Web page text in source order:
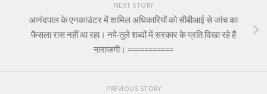
NEXT STORY
आनंदपाल के एनकाउंटर में शामिल अधिकारियों को सीबीआई से जांच का
फैसला रास नहीं आ रहा। नपे-तुले शब्दों में सरकार के प्रति दिखा रहे हैं
नाराजगी। ===========
PREVIOUS STORY